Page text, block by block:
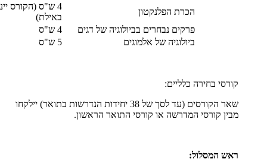
הכרת הפלנקטון
4 ש"ס (הקורס
באילת)
פרקים נבחרים בביולוגיה של דגים
4 ש"ס
ביולוגיה של אלמוגים
5 ש"ס
קורסי בחירה כלליים:
שאר הקורסים (עד לסך של 38 יחידות הנדרשות בתואר) יילקחו
מבין קורסי המדרשה או קורסי התואר הראשון.
ראש המסלול: